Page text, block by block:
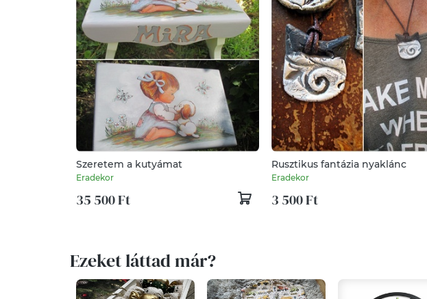
Szeretem a kutyámat
Eradekor
35 500 Ft
Rusztikus fantázia nyaklánc
Eradekor
3 500 Ft
Ezeket láttad már?